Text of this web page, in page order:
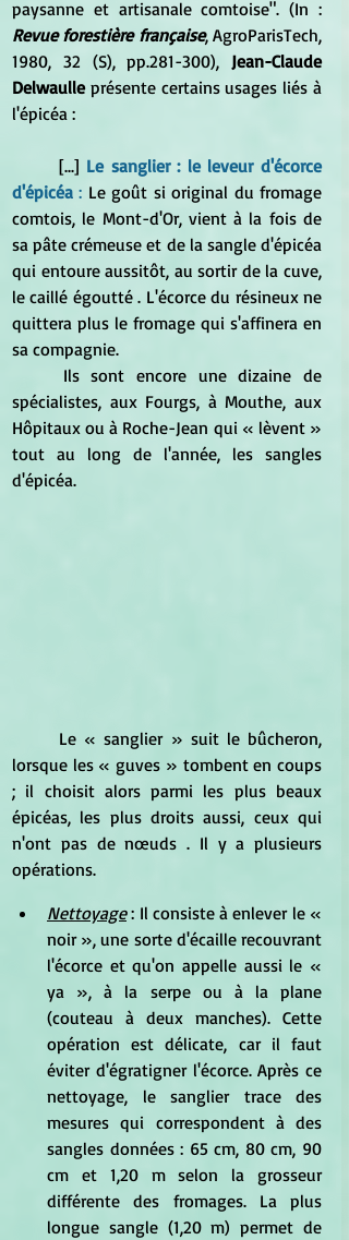
Revue forestière française, AgroParisTech,
1980, 32 (S), pp.281-300), Jean-Claude
Delwaulle présente certains usages liés à
l'épicéa :
	[...]
Le sanglier : le leveur d'écorce
d'épicéa : Le goût si original du fromage
comtois, le Mont-d'Or, vient à la fois de
sa pâte crémeuse et de la sangle d'épicéa
qui entoure aussitôt, au sortir de la cuve,
le caillé égoutté . L'écorce du résineux ne
quittera plus le fromage qui s'affinera en
sa compagnie.
spécialistes, aux Fourgs, à Mouthe, aux
Hôpitaux ou à Roche-Jean qui « lèvent »
tout au long de l'année, les sangles
d'épicéa.
lorsque les « guves » tombent en coups
; il choisit alors parmi les plus beaux
épicéas, les plus droits aussi, ceux qui
n'ont pas de nœuds . Il y a plusieurs
opérations.
Nettoyage : Il consiste à enlever le «
noir », une sorte d'écaille recouvrant
l'écorce et qu'on appelle aussi le «
ya », à la serpe ou à la plane
(couteau à deux manches). Cette
opération est délicate, car il faut
éviter d'égratigner l'écorce. Après ce
nettoyage, le sanglier trace des
mesures qui correspondent à des
sangles données : 65 cm, 80 cm, 90
cm et 1,20 m selon la grosseur
différente des fromages. La plus
longue sangle (1,20 m) permet de